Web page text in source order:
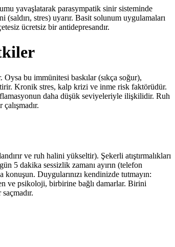
yavaşlatarak parasympatik sinir sisteminde
stres) uyarır. Basit solunum uygulamaları
ücretsiz bir antidepresandır.
Oysa bu immünitesi baskılar (sıkça soğur),
Kronik stres, kalp krizi ve inme risk faktörüdür.
daha düşük seviyeleriyle ilişkilidir. Ruh
ve ruh halini yükseltir). Şekerli atıştırmalıkları
5 dakika sessizlik zamanı ayırın (telefon
Duygularınızı kendinizde tutmayın:
ve psikoloji, birbirine bağlı damarlar. Birini